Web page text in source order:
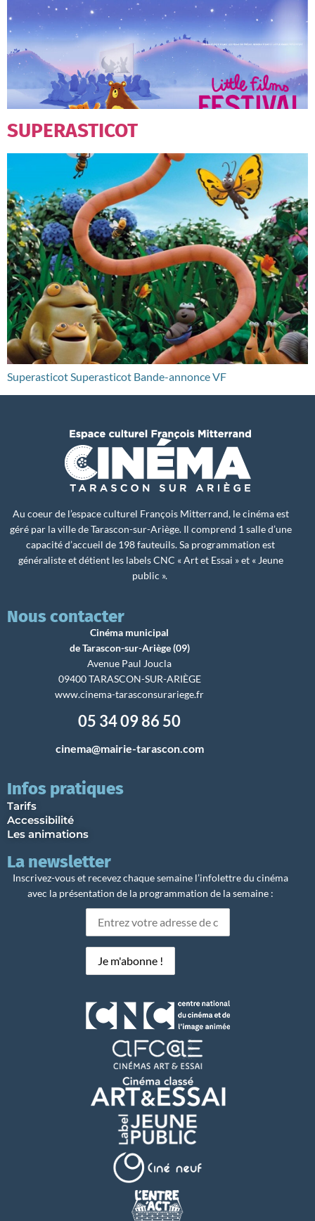
SUPERASTICOT
Superasticot Superasticot Bande-annonce VF
Au coeur de l’espace culturel François Mitterrand, le cinéma est
géré par la ville de Tarascon-sur-Ariège. Il comprend 1 salle d’une
capacité d’accueil de 198 fauteuils. Sa programmation est
généraliste et détient les labels CNC « Art et Essai » et « Jeune
public ».
Nous contacter
Cinéma municipal
de Tarascon-sur-Ariège (09)
Avenue Paul Joucla
09400 TARASCON-SUR-ARIÈGE
www.cinema-tarasconsurariege.fr
05 34 09 86 50
cinema@mairie-tarascon.com
Infos pratiques
Tarifs
Accessibilité
Les animations
La newsletter
Inscrivez-vous et recevez chaque semaine l’infolettre du cinéma
avec la présentation de la programmation de la semaine :